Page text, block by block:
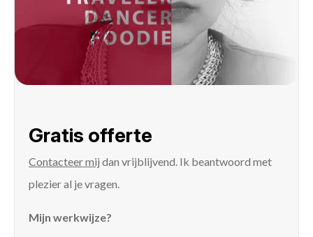
Gratis offerte
Contacteer mij dan vrijblijvend. Ik beantwoord met
plezier al je vragen.
Mijn werkwijze?